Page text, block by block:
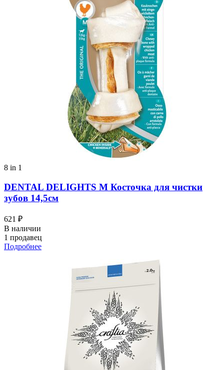
8 in 1
DENTAL DELIGHTS M Косточка для чистки
зубов 14,5см
621 ₽
В наличии
1 продавец
Подробнее